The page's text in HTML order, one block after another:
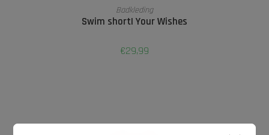
OPTIES SELECTEREN
Badkleding
Swim short| Your Wishes
€29,99